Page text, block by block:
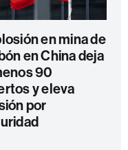
en mina de
en China deja
90
y eleva
por